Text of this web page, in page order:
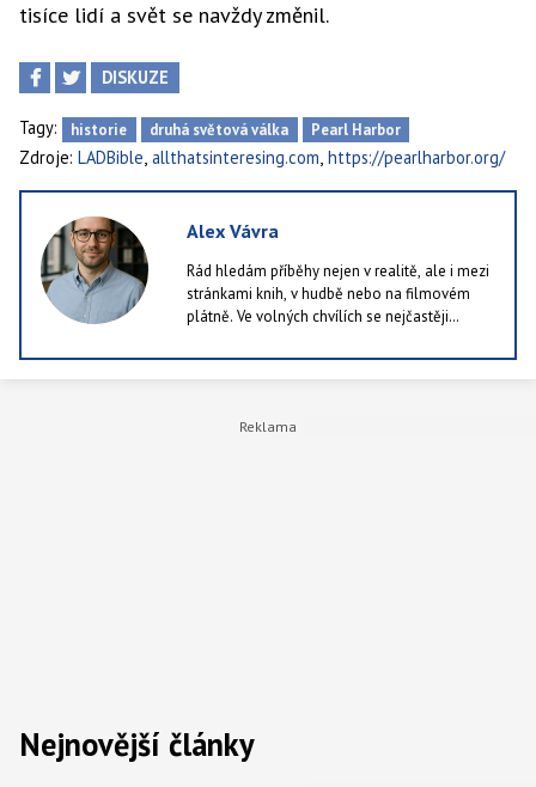
tisíce lidí a svět se navždy změnil.
DISKUZE
Tagy: historie druhá světová válka Pearl Harbor
Zdroje: LADBible allthatsinteresing.com https://pearlharbor.org/
Alex Vávra
Rád hledám příběhy nejen v realitě, ale i mezi
stránkami knih, v hudbě nebo na filmovém
plátně. Ve volných chvílích se nejčastěji
herní zážitek, nejraději sahám po
simulátorech.
Nejnovější články